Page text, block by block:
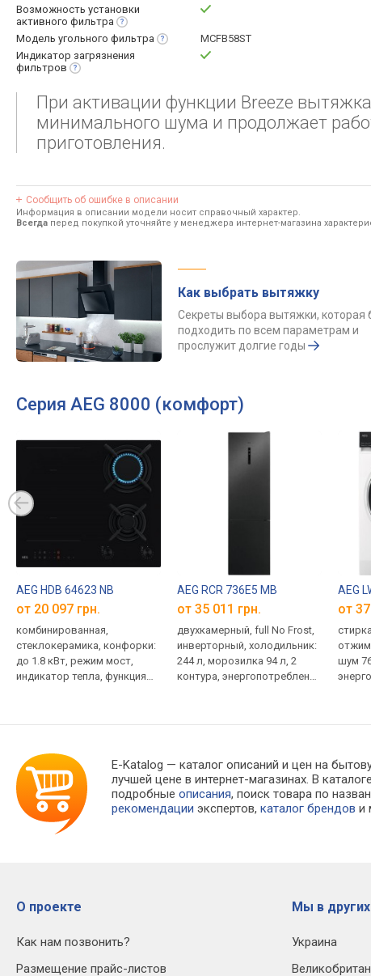
Возможность установки
активного фильтра
Модель угольного фильтра
MCFB58ST
Индикатор загрязнения
фильтров
При активации функции Breeze
минимального шума и продолжает
приготовления.
Сообщить об ошибке в описании
Информация в описании модели носит справочный характер.
Всегда перед покупкой уточняйте у менеджера интернет-магазина
Как выбрать вытяжку
Секреты выбора вытяжки, которая
подходить по всем параметрам и
прослужит долгие годы
Серия AEG 8000 (комфорт)
AEG HDB 64623 NB
от 20 097 грн.
комбинированная,
стеклокерамика, конфорки:
до 1.8 кВт, режим мост,
индикатор тепла, функция
AEG RCR 736E5 MB
от 35 011 грн.
двухкамерный, full No Frost,
инверторный, холодильник:
244 л, морозилка 94 л, 2
контура, энергопотребление
AEG
от
отжим
шум
E-Katalog — каталог описаний и цен на
лучшей цене в интернет-магазинах. В
подробныеописания, поиск товара по
рекомендации экспертов,каталог брендов и
О проекте
Как нам позвонить?
Размещение прайс-листов
Мы в
Украина